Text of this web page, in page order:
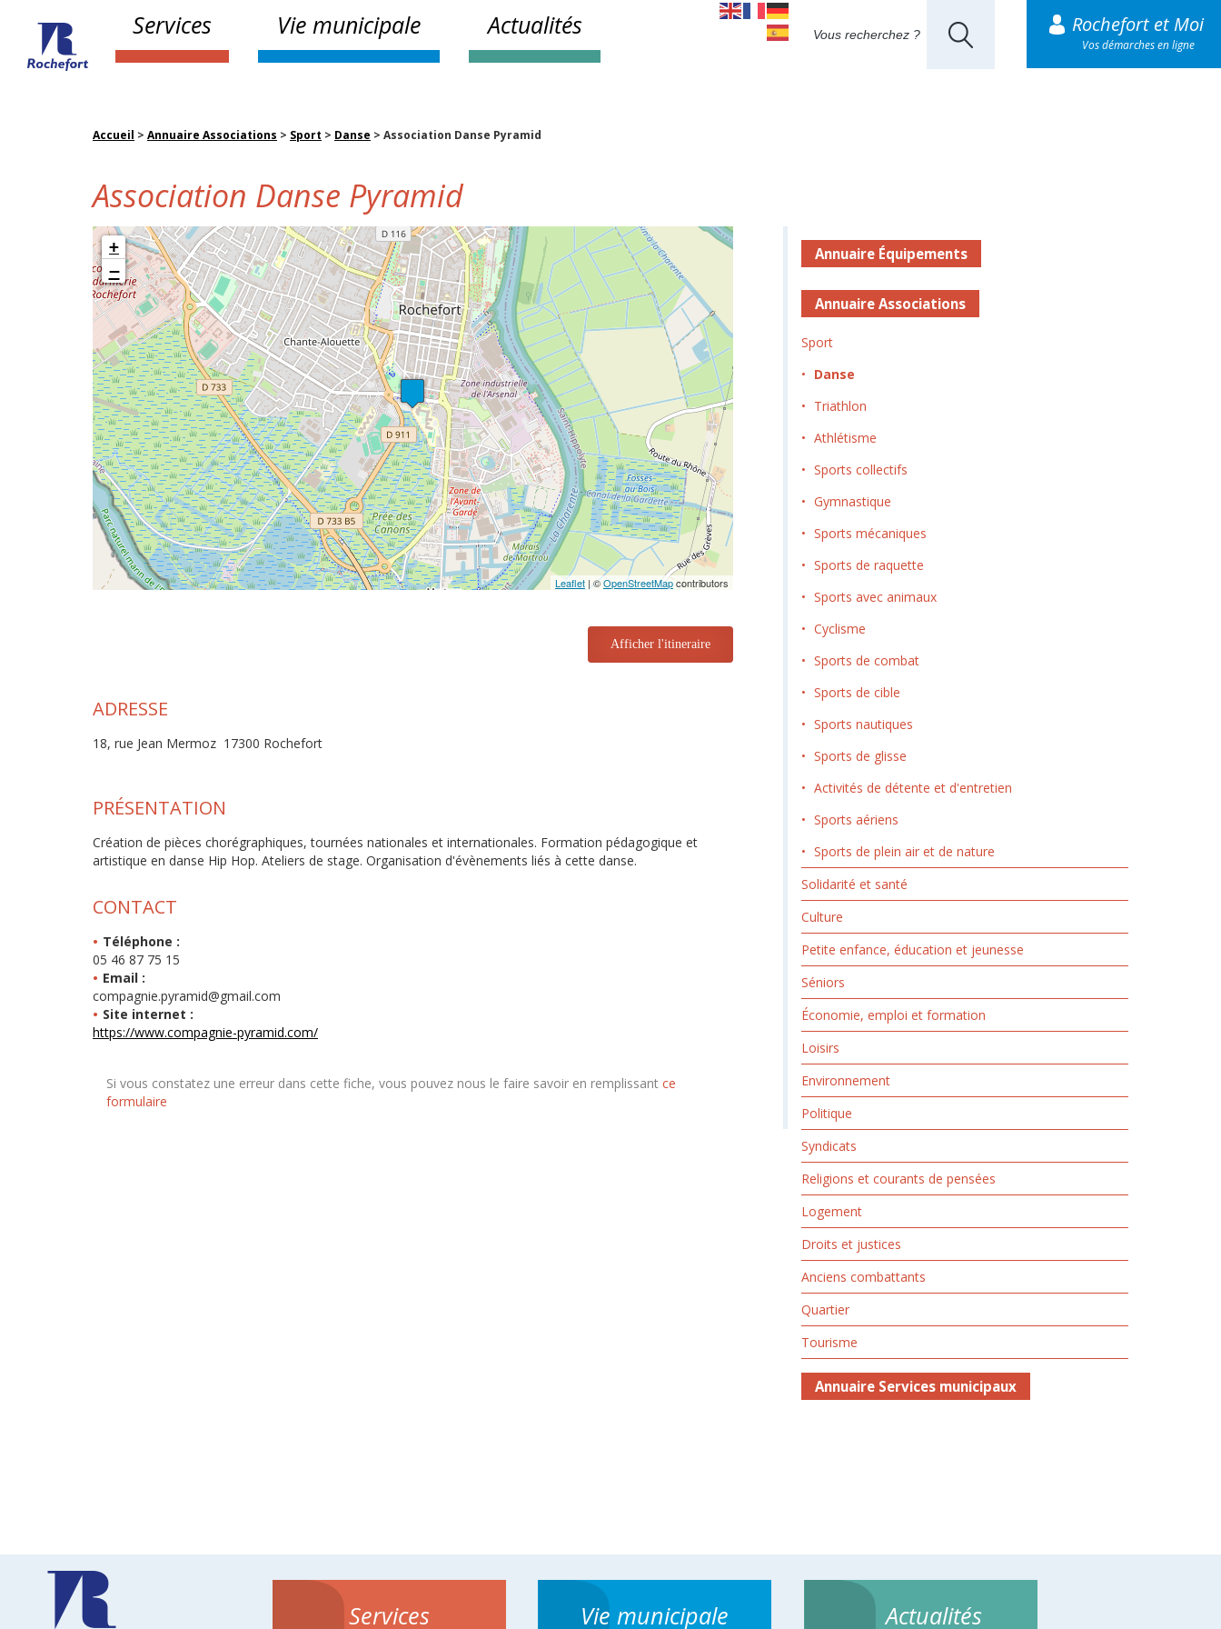
Services Vie municipale Actualités Rochefort et Moi
Vos démarches en ligne
Accueil > Annuaire Associations > Sport > Danse > Association Danse Pyramid
Association Danse Pyramid
+
−
Leaflet | ©OpenStreetMapcontributors
Afficher l'itineraire
ADRESSE
18, rue Jean Mermoz 17300 Rochefort
PRÉSENTATION
Création de pièces chorégraphiques, tournées nationales et internationales. Formation pédagogique et
artistique en danse Hip Hop. Ateliers de stage. Organisation d'évènements liés à cette danse.
CONTACT
Téléphone :
05 46 87 75 15
Email :
compagnie.pyramid@gmail.com
Site internet :
https://www.compagnie-pyramid.com/
Si vous constatez une erreur dans cette fiche, vous pouvez nous le faire savoir en remplissant ce
formulaire
Annuaire Équipements
Annuaire Associations
Sport
Danse
Triathlon
Athlétisme
Sports collectifs
Gymnastique
Sports mécaniques
Sports de raquette
Sports avec animaux
Cyclisme
Sports de combat
Sports de cible
Sports nautiques
Sports de glisse
Activités de détente et d'entretien
Sports aériens
Sports de plein air et de nature
Solidarité et santé
Culture
Petite enfance, éducation et jeunesse
Séniors
Économie, emploi et formation
Loisirs
Environnement
Politique
Syndicats
Religions et courants de pensées
Logement
Droits et justices
Anciens combattants
Quartier
Tourisme
Annuaire Services municipaux
Services Vie municipale Actualités